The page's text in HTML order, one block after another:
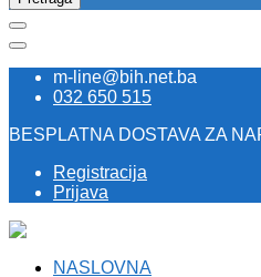
m-line@bih.net.ba
032 650 515
BESPLATNA DOSTAVA ZA
Registracija
Prijava
NASLOVNA